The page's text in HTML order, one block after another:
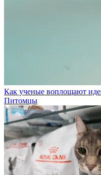
Как ученые воплощают
Питомцы